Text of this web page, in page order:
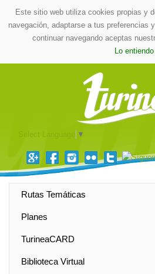
Este sitio web utiliza cookies propias y
navegación, adaptarse a tus preferencias
continuar navegando aceptas
Lo entiendo
▼
Rutas Temáticas
Planes
TurineaCARD
Biblioteca Virtual